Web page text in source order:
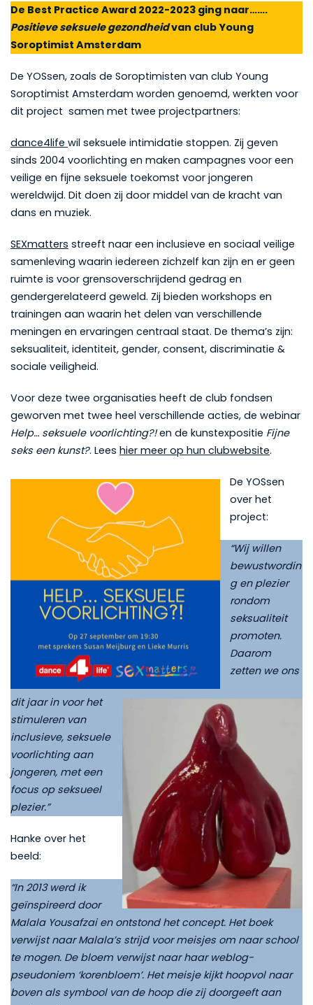
De Best Practice Award 2022-2023 ging naar…….
Positieve seksuele gezondheidvan club Young
Soroptimist Amsterdam
De YOSsen, zoals de Soroptimisten van club Young
Soroptimist Amsterdam worden genoemd, werkten voor
dit project samen met twee projectpartners:
dance4life wil seksuele intimidatie stoppen. Zij geven
sinds 2004 voorlichting en maken campagnes voor een
veilige en fijne seksuele toekomst voor jongeren
wereldwijd. Dit doen zij door middel van de kracht van
dans en muziek.
SEXmatters streeft naar een inclusieve en sociaal veilige
samenleving waarin iedereen zichzelf kan zijn en er geen
ruimte is voor grensoverschrijdend gedrag en
gendergerelateerd geweld. Zij bieden workshops en
trainingen aan waarin het delen van verschillende
meningen en ervaringen centraal staat. De thema’s zijn:
seksualiteit, identiteit, gender, consent, discriminatie &
sociale veiligheid.
Voor deze twee organisaties heeft de club fondsen
geworven met twee heel verschillende acties, de webinar
Help… seksuele voorlichting?!en de kunstexpositie Fijne
seks een kunst?. Lees hier meer op hun clubwebsite.
De YOSsen
over het
project:
“Wij willen
bewustwordin
g en plezier
rondom
seksualiteit
promoten.
Daarom
zetten we ons
dit jaar in voor het
stimuleren van
inclusieve, seksuele
voorlichting aan
jongeren, met een
focus op seksueel
plezier.”
Hanke over het
beeld:
“In 2013 werd ik
geïnspireerd door
Malala Yousafzai en ontstond het concept. Het boek
verwijst naar Malala’s strijd voor meisjes om naar school
te mogen. De bloem verwijst naar haar weblog-
pseudoniem ‘korenbloem’. Het meisje kijkt hoopvol naar
boven als symbool van de hoop die zij doorgeeft aan